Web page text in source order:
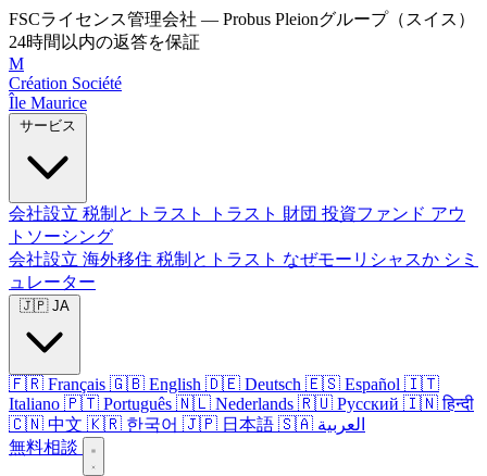
FSCライセンス管理会社 — Probus Pleionグループ（スイス）
24時間以内の返答を保証
M
Création Société
Île Maurice
会社設立 税制とトラスト トラスト 財団 投資ファンド アウ
トソーシング
会社設立 海外移住 税制とトラスト なぜモーリシャスか シミ
ュレーター
🇫🇷 Français 🇬🇧 English 🇩🇪 Deutsch 🇪🇸 Español 🇮🇹
Italiano 🇵🇹 Português 🇳🇱 Nederlands 🇷🇺 Русский 🇮🇳 हिन्दी
🇨🇳 中文 🇰🇷 한국어 🇯🇵 日本語
🇸🇦 العربية
無料相談